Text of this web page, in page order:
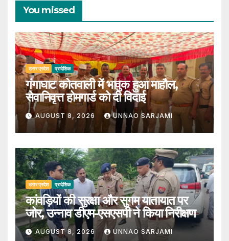
You missed
उत्तर प्रदेश प्रादेशिक
गंगाघाट कोतवाली में भावुक हुआ माहौल,
सेवानिवृत्त होमगार्ड को दी विदाई
AUGUST 8, 2026 UNNAO SARJAMI
उत्तर प्रदेश प्रादेशिक
कांवड़ियों की सुरक्षा और सुगम यातायात पर
जोर, उन्नाव डीएम-एसएसपी ने किया निरीक्षण
AUGUST 8, 2026 UNNAO SARJAMI